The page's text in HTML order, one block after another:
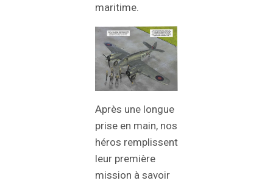
maritime.
Après une longue
prise en main, nos
héros remplissent
leur première
mission à savoir